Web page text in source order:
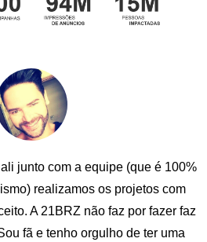
junto com a equipe (que é 100%
realizamos os projetos com
A 21BRZ não faz por fazer faz
fã e tenho orgulho de ter uma